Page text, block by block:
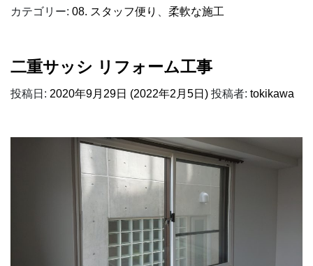
カテゴリー: 08. スタッフ便り 柔軟な施工
二重サッシ リフォーム工事
投稿日: 2020年9月29日 (2022年2月5日) 投稿者: tokikawa